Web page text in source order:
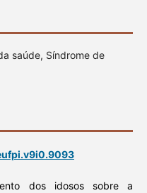
saúde, Síndrome de
dos idosos sobre a